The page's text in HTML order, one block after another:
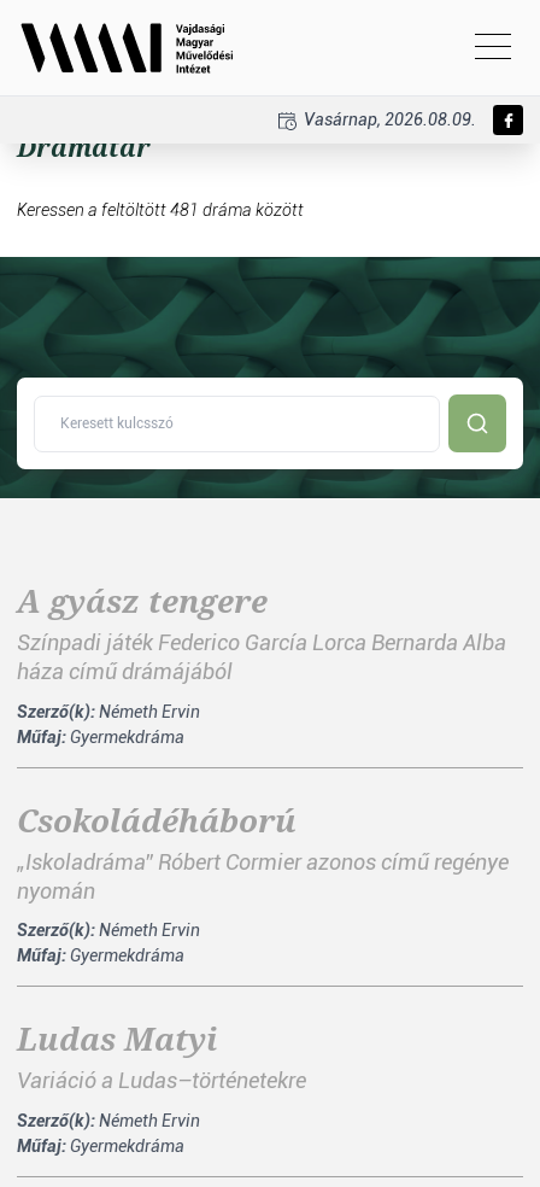
Vasárnap, 2026.08.09.
Drámatár
Keressen a feltöltött 481 dráma között
A gyász tengere
Színpadi játék Federico García Lorca Bernarda Alba
háza című drámájából
Szerző(k):Németh Ervin
Műfaj:Gyermekdráma
Csokoládéháború
„Iskoladráma” Róbert Cormier azonos című regénye
nyomán
Szerző(k):Németh Ervin
Műfaj:Gyermekdráma
Ludas Matyi
Variáció a Ludas–történetekre
Szerző(k):Németh Ervin
Műfaj:Gyermekdráma